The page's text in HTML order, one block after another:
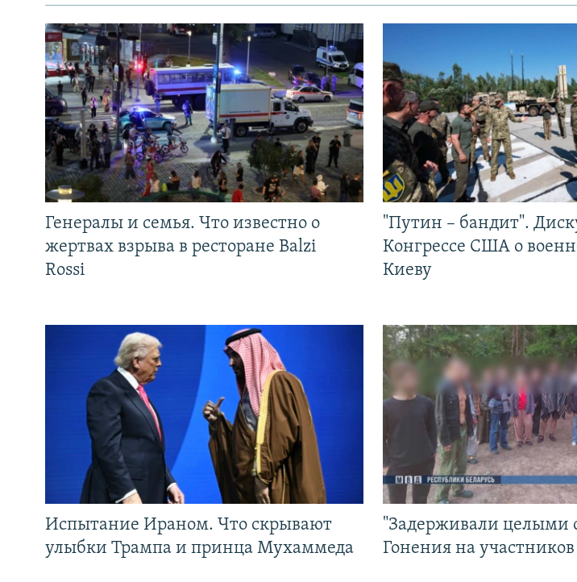
Генералы и семья. Что известно о
жертвах взрыва в ресторане Balzi
Rossi
"Путин – бандит".
Конгрессе США о
Киеву
Испытание Ираном. Что скрывают
улыбки Трампа и принца Мухаммеда
"Задерживали целыми
Гонения на